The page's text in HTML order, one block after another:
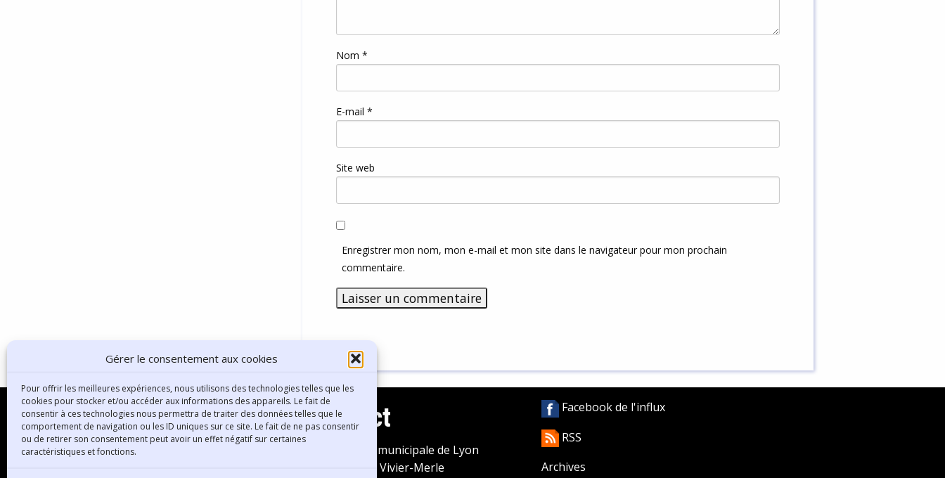
Gérer le consentement aux cookies
Pour offrir les meilleures expériences, nous utilisons des technologies telles que les
cookies pour stocker et/ou accéder aux informations des appareils. Le fait de
consentir à ces technologies nous permettra de traiter des données telles que le
comportement de navigation ou les ID uniques sur ce site. Le fait de ne pas consentir
ou de retirer son consentement peut avoir un effet négatif sur certaines
caractéristiques et fonctions.
Nom *
E-mail *
Site web
Enregistrer mon nom, mon e-mail et mon site dans le navigateur pour mon prochain
commentaire.
Contact
Bibliothèque municipale de Lyon
30 Boulevard Vivier-Merle
Facebook de l'influx
RSS
Archives